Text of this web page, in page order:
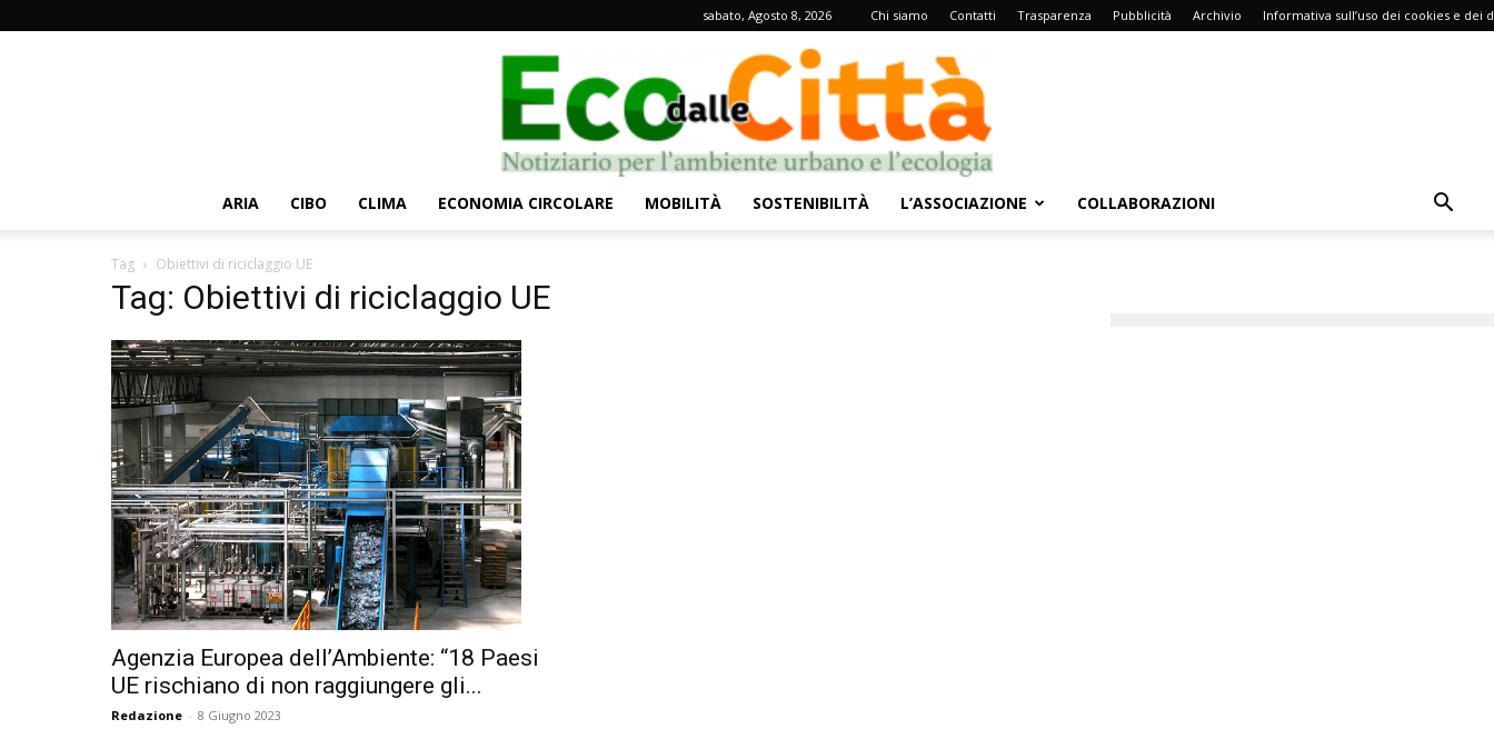
sabato, Agosto 8, 2026 Chi siamo Contatti Trasparenza Pubblicità Archivio Informativa sull’uso dei cookies e dei
ARIA CIBO CLIMA ECONOMIA CIRCOLARE MOBILITÀ SOSTENIBILITÀ L’ASSOCIAZIONE COLLABORAZIONI
Tag Obiettivi di riciclaggio UE
Tag: Obiettivi di riciclaggio UE
Agenzia Europea dell’Ambiente: “18 Paesi
UE rischiano di non raggiungere gli...
Redazione - 8 Giugno 2023